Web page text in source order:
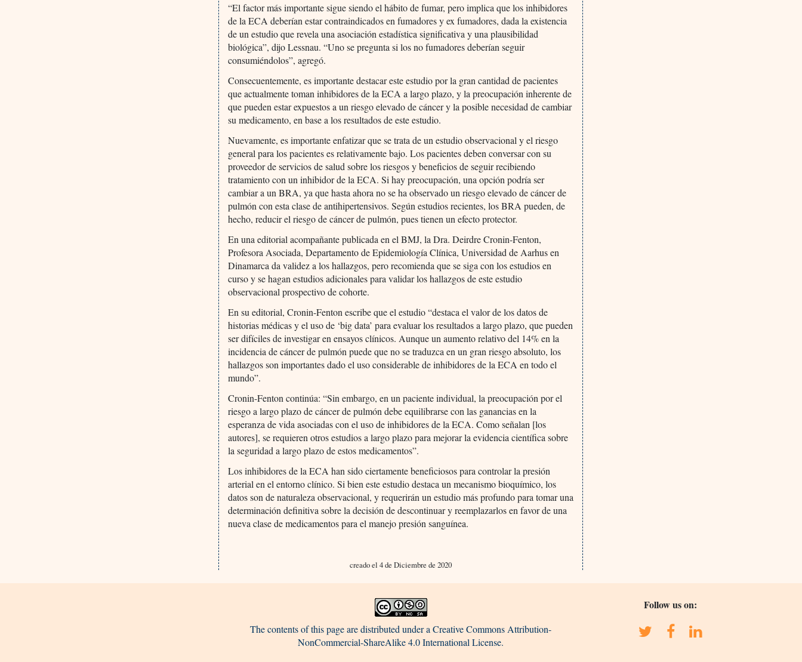
“El factor más importante sigue siendo el hábito de fumar, pero implica que los inhibidores
de la ECA deberían estar contraindicados en fumadores y ex fumadores, dada la existencia
de un estudio que revela una asociación estadística significativa y una plausibilidad
biológica”, dijo Lessnau. “Uno se pregunta si los no fumadores deberían seguir
consumiéndolos”, agregó.
Consecuentemente, es importante destacar este estudio por la gran cantidad de pacientes
que actualmente toman inhibidores de la ECA a largo plazo, y la preocupación inherente de
que pueden estar expuestos a un riesgo elevado de cáncer y la posible necesidad de cambiar
su medicamento, en base a los resultados de este estudio.
Nuevamente, es importante enfatizar que se trata de un estudio observacional y el riesgo
general para los pacientes es relativamente bajo. Los pacientes deben conversar con su
proveedor de servicios de salud sobre los riesgos y beneficios de seguir recibiendo
tratamiento con un inhibidor de la ECA. Si hay preocupación, una opción podría ser
cambiar a un BRA, ya que hasta ahora no se ha observado un riesgo elevado de cáncer de
pulmón con esta clase de antihipertensivos. Según estudios recientes, los BRA pueden, de
hecho, reducir el riesgo de cáncer de pulmón, pues tienen un efecto protector.
En una editorial acompañante publicada en el BMJ, la Dra. Deirdre Cronin-Fenton,
Profesora Asociada, Departamento de Epidemiología Clínica, Universidad de Aarhus en
Dinamarca da validez a los hallazgos, pero recomienda que se siga con los estudios en
curso y se hagan estudios adicionales para validar los hallazgos de este estudio
observacional prospectivo de cohorte.
En su editorial, Cronin-Fenton escribe que el estudio “destaca el valor de los datos de
historias médicas y el uso de ‘big data’ para evaluar los resultados a largo plazo, que pueden
ser difíciles de investigar en ensayos clínicos. Aunque un aumento relativo del 14% en la
incidencia de cáncer de pulmón puede que no se traduzca en un gran riesgo absoluto, los
hallazgos son importantes dado el uso considerable de inhibidores de la ECA en todo el
mundo”.
Cronin-Fenton continúa: “Sin embargo, en un paciente individual, la preocupación por el
riesgo a largo plazo de cáncer de pulmón debe equilibrarse con las ganancias en la
esperanza de vida asociadas con el uso de inhibidores de la ECA. Como señalan [los
autores], se requieren otros estudios a largo plazo para mejorar la evidencia científica sobre
la seguridad a largo plazo de estos medicamentos”.
Los inhibidores de la ECA han sido ciertamente beneficiosos para controlar la presión
arterial en el entorno clínico. Si bien este estudio destaca un mecanismo bioquímico, los
datos son de naturaleza observacional, y requerirán un estudio más profundo para tomar una
determinación definitiva sobre la decisión de descontinuar y reemplazarlos en favor de una
nueva clase de medicamentos para el manejo presión sanguínea.
creado el 4 de Diciembre de 2020
The contents of this page are distributed under a Creative Commons Attribution-
NonCommercial-ShareAlike 4.0 International License.
Follow us on: